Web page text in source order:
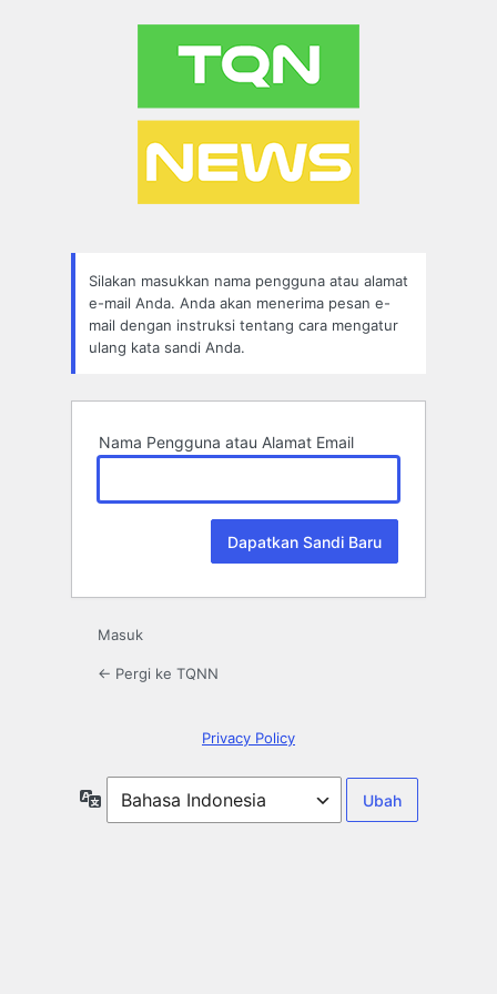
Silakan masukkan nama pengguna atau alamat
e-mail Anda. Anda akan menerima pesan e-
mail dengan instruksi tentang cara mengatur
ulang kata sandi Anda.
Nama Pengguna atau Alamat Email
Masuk
← Pergi ke TQNN
Privacy Policy
Bahasa